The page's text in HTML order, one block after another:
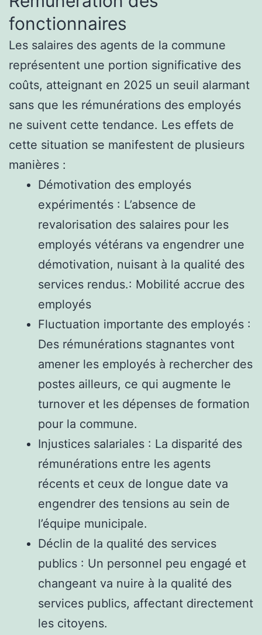
fonctionnaires
Les salaires des agents de la commune
représentent une portion significative des
coûts, atteignant en 2025 un seuil alarmant
sans que les rémunérations des employés
ne suivent cette tendance. Les effets de
cette situation se manifestent de plusieurs
manières :
Démotivation des employés
expérimentés : L’absence de
revalorisation des salaires pour les
employés vétérans va engendrer une
démotivation, nuisant à la qualité des
services rendus.: Mobilité accrue des
employés
Fluctuation importante des employés :
Des rémunérations stagnantes vont
amener les employés à rechercher des
postes ailleurs, ce qui augmente le
turnover et les dépenses de formation
pour la commune.
Injustices salariales : La disparité des
rémunérations entre les agents
récents et ceux de longue date va
engendrer des tensions au sein de
l’équipe municipale.
Déclin de la qualité des services
publics : Un personnel peu engagé et
changeant va nuire à la qualité des
services publics, affectant directement
les citoyens.